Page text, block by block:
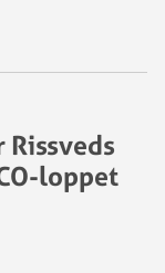
Rissveds
loppet